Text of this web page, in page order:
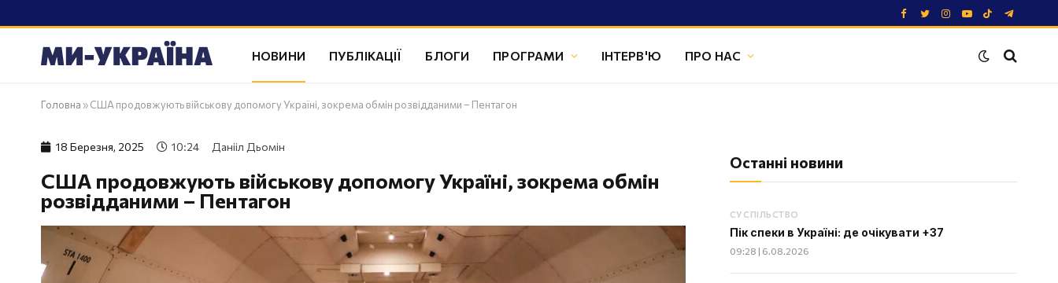
Facebook
TwitterInstagram
YouTube
TikTokTelegram
НОВИНИ ПУБЛІКАЦІЇ БЛОГИ ПРОГРАМИ ІНТЕРВ'Ю ПРО НАС
Головна »США продовжують військову допомогу Україні, зокрема обмін розвідданими – Пентагон
18 Березня, 2025 10:24 Данііл Дьомін
США продовжують військову допомогу Україні, зокрема обмін
розвідданими – Пентагон
Останні новини
СУСПІЛЬСТВО
Пік спеки в Україні: де очікувати +37
09:28 | 6.08.2026